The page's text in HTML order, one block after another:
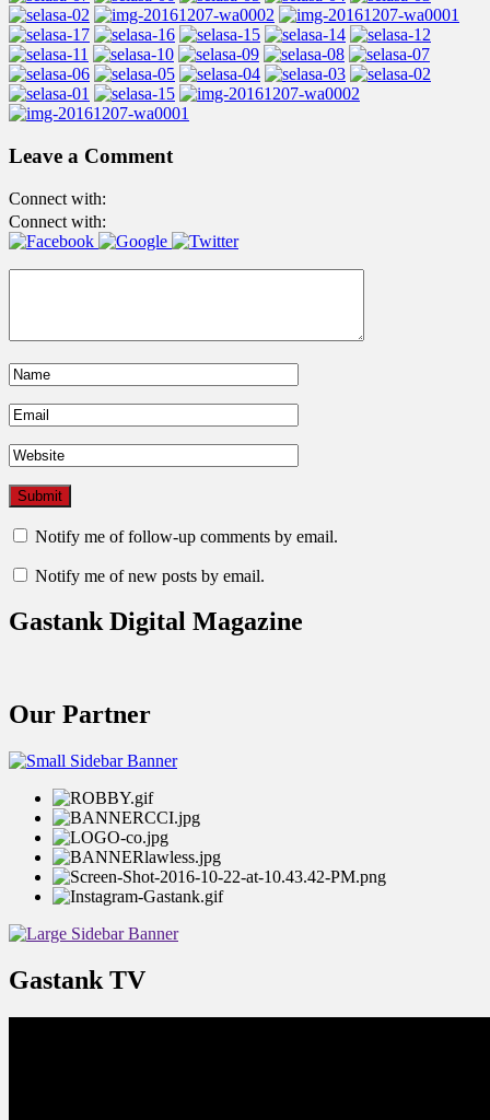
Leave a Comment
Connect with:
Connect with:
Notify me of follow-up comments by email.
Notify me of new posts by email.
Gastank Digital Magazine
Our Partner
Gastank TV